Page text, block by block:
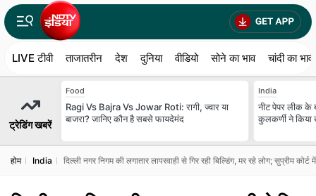
LIVE टीवी ताजातरीन देश दुनिया वीडियो सोने का भाव चांदी का भाव
ट्रेडिंग खबरें
Food
Ragi Vs Bajra Vs Jowar Roti: रागी, ज्वार या
बाजरा? जानिए कौन है सबसे फायदेमंद
India
नीट पेपर लीक के
कुलकर्णी ने
होम India दिल्ली नगर निगम की लगातार लापरवाही से गिर रही बिल्डिंग, मर रहे लोग; सुप्रीम